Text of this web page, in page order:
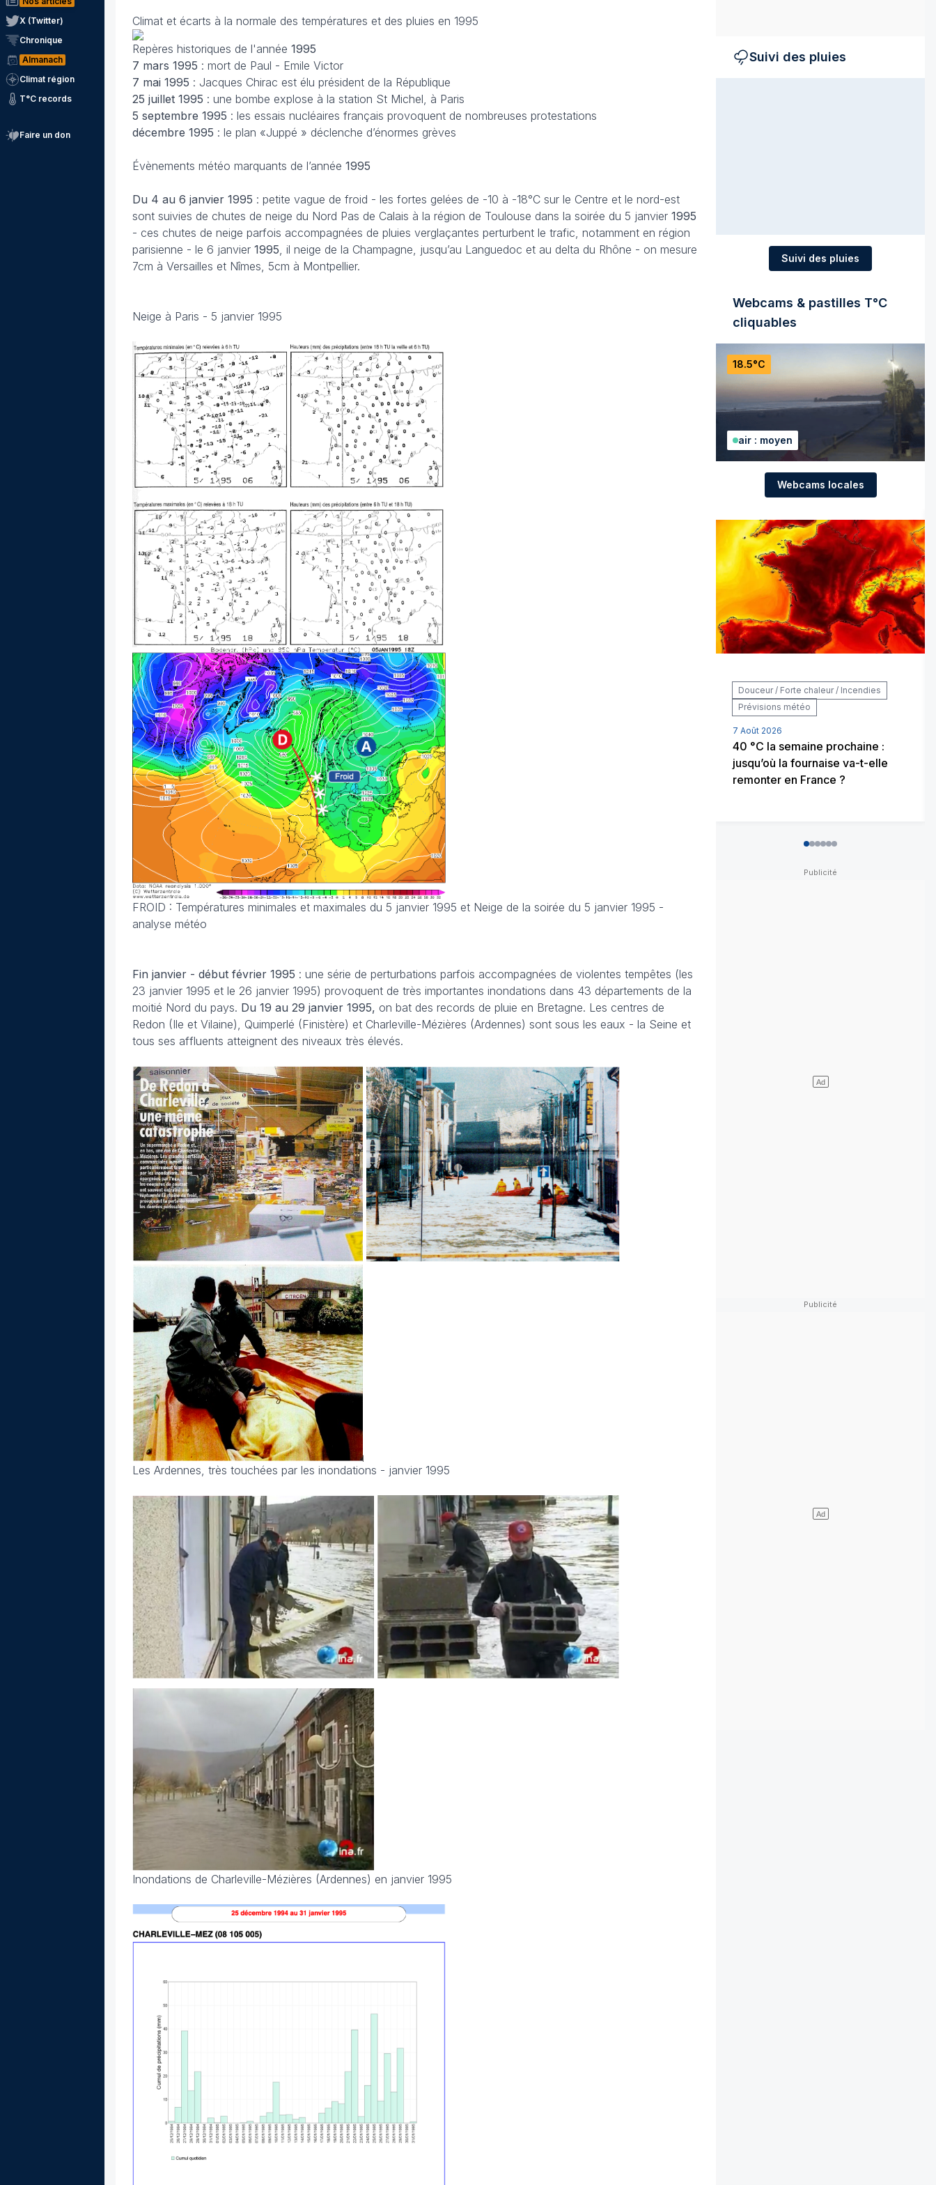
X (Twitter)
Chronique
Almanach
Climat région
T°C records
Faire un don
Climat et écarts à la normale des températures et des pluies en 1995
Repères historiques de l'année 1995
7 mars 1995 : mort de Paul - Emile Victor
7 mai 1995 : Jacques Chirac est élu président de la République
25 juillet 1995 : une bombe explose à la station St Michel, à Paris
5 septembre 1995 : les essais nucléaires français provoquent de nombreuses protestations
décembre 1995 : le plan «Juppé » déclenche d’énormes grèves
Évènements météo marquants de l’année 1995
Du 4 au 6 janvier 1995 : petite vague de froid - les fortes gelées de -10 à -18°C sur le Centre et le nord-est
sont suivies de chutes de neige du Nord Pas de Calais à la région de Toulouse dans la soirée du 5 janvier 1995
- ces chutes de neige parfois accompagnées de pluies verglaçantes perturbent le trafic, notamment en région
parisienne - le 6 janvier 1995, il neige de la Champagne, jusqu’au Languedoc et au delta du Rhône - on mesure
7cm à Versailles et Nîmes, 5cm à Montpellier.
Neige à Paris - 5 janvier 1995
FROID : Températures minimales et maximales du 5 janvier 1995 et Neige de la soirée du 5 janvier 1995 -
analyse météo
Fin janvier - début février 1995 : une série de perturbations parfois accompagnées de violentes tempêtes (les
23 janvier 1995 et le 26 janvier 1995) provoquent de très importantes inondations dans 43 départements de la
moitié Nord du pays. Du 19 au 29 janvier 1995, on bat des records de pluie en Bretagne. Les centres de
Redon (Ile et Vilaine), Quimperlé (Finistère) et Charleville-Mézières (Ardennes) sont sous les eaux - la Seine et
tous ses affluents atteignent des niveaux très élevés.
Les Ardennes, très touchées par les inondations - janvier 1995
Inondations de Charleville-Mézières (Ardennes) en janvier 1995
Suivi des pluies
Suivi des pluies
Webcams & pastilles T°C
cliquables
18.5°C
air : moyen
Webcams locales
Douceur / Forte chaleur / Incendies
Prévisions météo
7 Août 2026
40 °C la semaine prochaine :
jusqu’où la fournaise va-t-elle
remonter en France ?
012345